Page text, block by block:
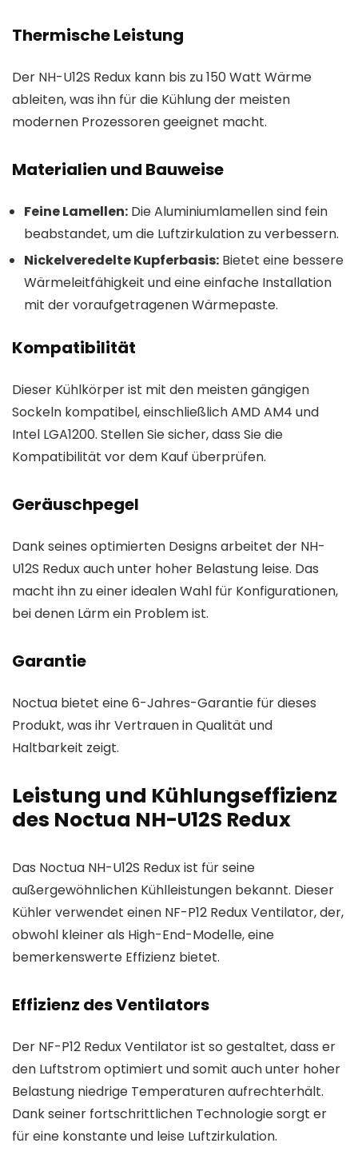
Thermische Leistung
Der NH-U12S Redux kann bis zu 150 Watt Wärme
ableiten, was ihn für die Kühlung der meisten
modernen Prozessoren geeignet macht.
Materialien und Bauweise
Feine Lamellen: Die Aluminiumlamellen sind fein
beabstandet, um die Luftzirkulation zu verbessern.
Nickelveredelte Kupferbasis: Bietet eine bessere
Wärmeleitfähigkeit und eine einfache Installation
mit der voraufgetragenen Wärmepaste.
Kompatibilität
Dieser Kühlkörper ist mit den meisten gängigen
Sockeln kompatibel, einschließlich AMD AM4 und
Intel LGA1200. Stellen Sie sicher, dass Sie die
Kompatibilität vor dem Kauf überprüfen.
Geräuschpegel
Dank seines optimierten Designs arbeitet der NH-
U12S Redux auch unter hoher Belastung leise. Das
macht ihn zu einer idealen Wahl für Konfigurationen,
bei denen Lärm ein Problem ist.
Garantie
Noctua bietet eine 6-Jahres-Garantie für dieses
Produkt, was ihr Vertrauen in Qualität und
Haltbarkeit zeigt.
Leistung und Kühlungseffizienz
des Noctua NH-U12S Redux
Das Noctua NH-U12S Redux ist für seine
außergewöhnlichen Kühlleistungen bekannt. Dieser
Kühler verwendet einen NF-P12 Redux Ventilator, der,
obwohl kleiner als High-End-Modelle, eine
bemerkenswerte Effizienz bietet.
Effizienz des Ventilators
Der NF-P12 Redux Ventilator ist so gestaltet, dass er
den Luftstrom optimiert und somit auch unter hoher
Belastung niedrige Temperaturen aufrechterhält.
Dank seiner fortschrittlichen Technologie sorgt er
für eine konstante und leise Luftzirkulation.